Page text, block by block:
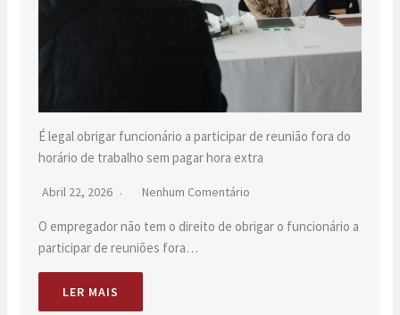
É legal obrigar funcionário a participar de reunião fora do
horário de trabalho sem pagar hora extra
Abril 22, 2026 Nenhum Comentário
O empregador não tem o direito de obrigar o funcionário a
participar de reuniões fora…
LER MAIS